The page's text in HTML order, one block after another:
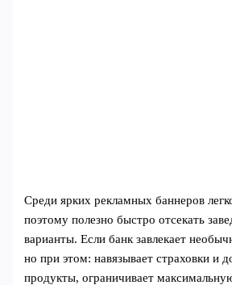
Среди ярких рекламных баннеров
поэтому полезно быстро отсекать
варианты. Если банк завлекает
но при этом: навязывает страховки и
продукты, ограничивает